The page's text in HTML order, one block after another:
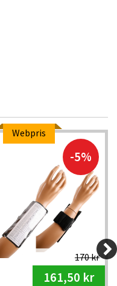
Webpris
-5%
170 kr
161,50 kr